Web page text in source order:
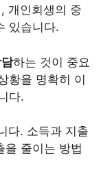
개인회생의 중
있습니다.
하는 것이 중요
황을 명확히 이
다.
다. 소득과 지출
을 줄이는 방법